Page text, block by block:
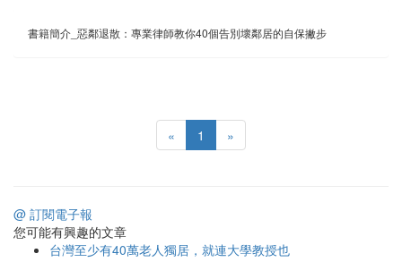
書籍簡介_惡鄰退散：專業律師教你40個告別壞鄰居的自保撇步
« 1 »
@ 訂閱電子報
您可能有興趣的文章
台灣至少有40萬老人獨居，就連大學教授也